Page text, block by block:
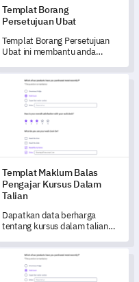
Templat Borang
Persetujuan Ubat
Templat Borang Persetujuan
Ubat ini membantu anda
berharga mengenai
pengalaman pengguna dengan
ubat anda.
Pesakit
Templat Maklum Balas
Templat Maklum Balas
Pengajar Kursus Dalam
Talian
Dapatkan data berharga
tentang kursus dalam talian
balas pengajar yang lengkap
Acara
Templat Borang Maklum